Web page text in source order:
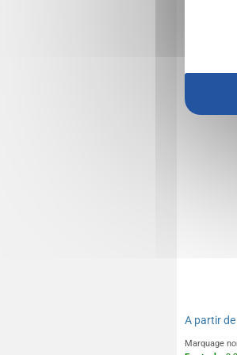
Salière
A partir de
Marquage